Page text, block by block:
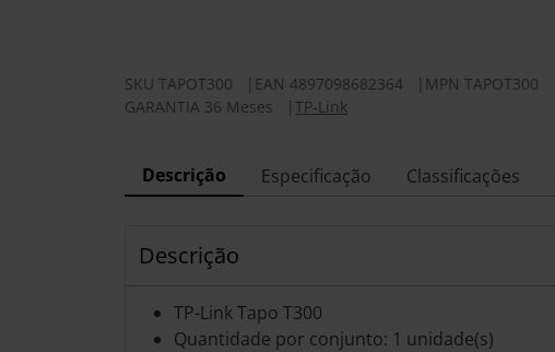
SKU TAPOT300 EAN 4897098682364 MPN TAPOT300
GARANTIA 36 Meses
TP-Link
Descrição Especificação Classificações
Descrição
TP-Link Tapo T300
Quantidade por conjunto: 1 unidade(s)